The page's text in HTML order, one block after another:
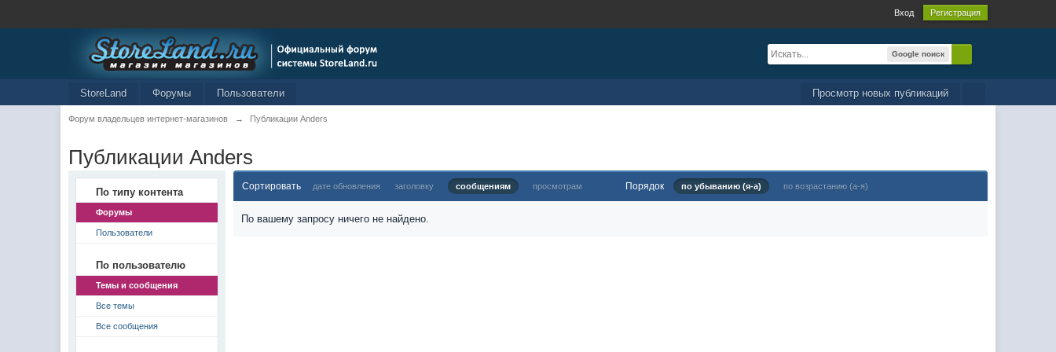
Вход Регистрация
Google поиск
Просмотр новых публикаций
StoreLand Форумы Пользователи
Форум владельцев интернет-магазинов → Публикации Anders
Публикации Anders
По типу контента
Форумы
Пользователи
По пользователю
Темы и сообщения
Все темы
Все сообщения
Сортировать дате обновления заголовку сообщениям просмотрам Порядок по убыванию (я-а) по возрастанию (а-я)
По вашему запросу ничего не найдено.